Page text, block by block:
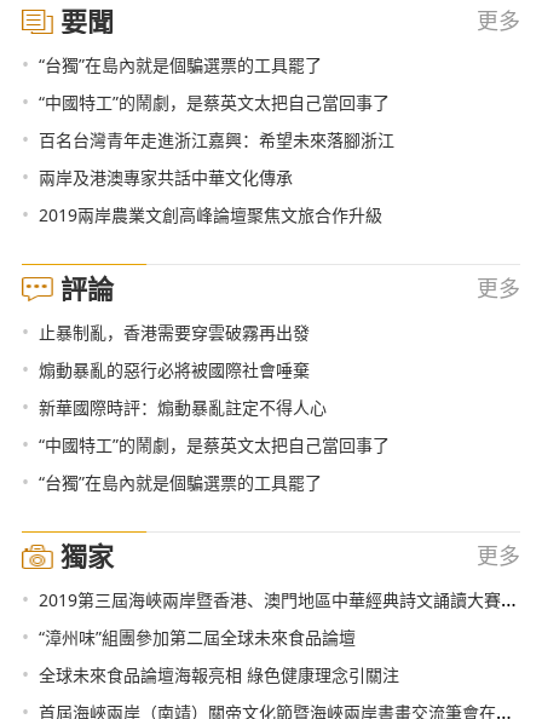
要聞 更多
• “台獨”在島內就是個騙選票的工具罷了
• “中國特工”的鬧劇，是蔡英文太把自己當回事了
• 百名台灣青年走進浙江嘉興：希望未來落腳浙江
• 兩岸及港澳專家共話中華文化傳承
• 2019兩岸農業文創高峰論壇聚焦文旅合作升級
評論 更多
• 止暴制亂，香港需要穿雲破霧再出發
• 煽動暴亂的惡行必將被國際社會唾棄
• 新華國際時評：煽動暴亂註定不得人心
• “中國特工”的鬧劇，是蔡英文太把自己當回事了
• “台獨”在島內就是個騙選票的工具罷了
獨家 更多
• 2019第三屆海峽兩岸暨香港、澳門地區中華經典詩文誦讀大賽總決賽即將拉開帷幕
• “漳州味”組團參加第二屆全球未來食品論壇
• 全球未來食品論壇海報亮相 綠色健康理念引關注
• 首屆海峽兩岸（南靖）關帝文化節暨海峽兩岸書畫交流筆會在福建漳州舉行